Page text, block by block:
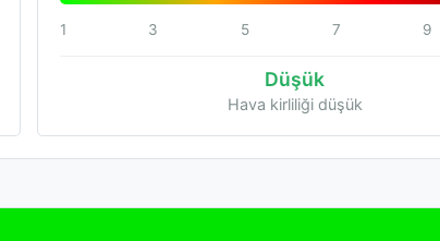
1 3 5 7 9
Düşük
Hava kirliliği düşük